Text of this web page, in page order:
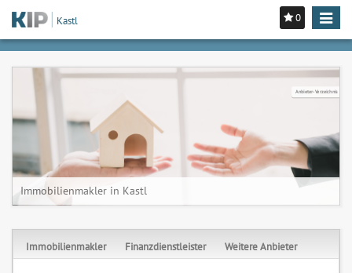
0
Toggle
Kastl
Anbieter-Verzeichnis
Immobilienmakler in Kastl
Immobilienmakler Finanzdienstleister Weitere Anbieter